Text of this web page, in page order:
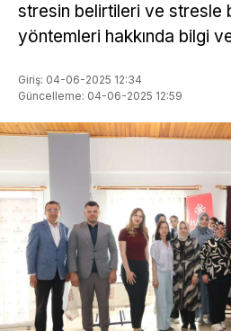
stresin belirtileri ve stresle
yöntemleri hakkında bilgi
Giriş: 04-06-2025 12:34
Güncelleme: 04-06-2025 12:59